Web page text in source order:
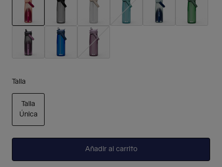
seleccionado
Talla
Talla
Única
Añadir al carrito